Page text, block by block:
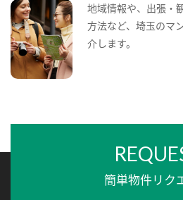
地域情報や、出張・
方法など、埼玉のマ
介します。
簡単物件リク